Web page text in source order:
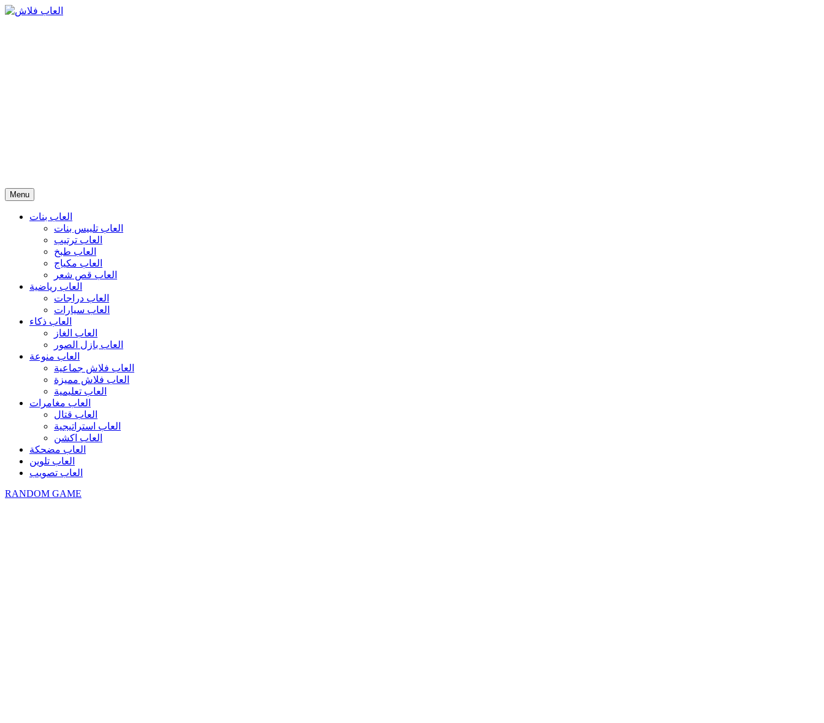
Menu
العاب بنات
العاب تلبيس بنات
العاب ترتيب
العاب طبخ
العاب مكياج
العاب قص شعر
العاب رياضية
العاب دراجات
العاب سيارات
العاب ذكاء
العاب الغاز
العاب بازل الصور
العاب منوعة
العاب فلاش جماعية
العاب فلاش مميزة
العاب تعليمية
العاب مغامرات
العاب قتال
العاب استراتيجية
العاب اكشن
العاب مضحكة
العاب تلوين
العاب تصويب
RANDOM GAME